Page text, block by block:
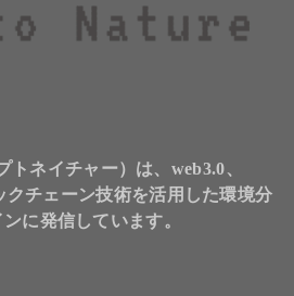
ネイチャー）は、web3.0、
チェーン技術を活用した環境分
に発信しています。